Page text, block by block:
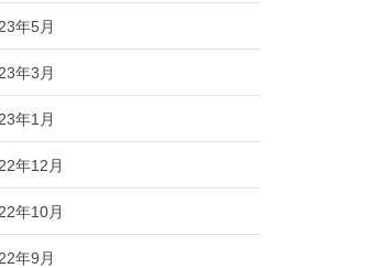
年5月
年3月
年1月
年12月
年10月
年9月